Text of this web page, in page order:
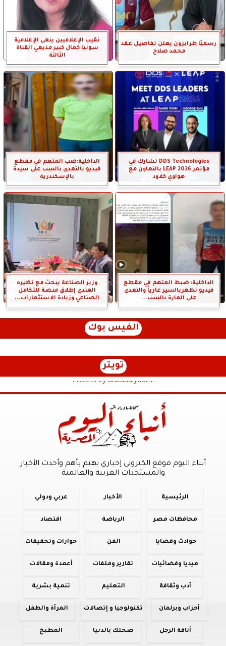
رسميًا طرابزون يعلن تفاصيل عقد
محمد صلاح
نقيب الإعلاميين ينعى الإعلامية
سونيا كمال كبير مذيعي القناة
الثالثة
DDS Technologies تشارك في
مؤتمر LEAP 2026 بالتعاون مع
هواوي كلاود
الداخلية:ضب المتهم في مقطع
فيديو بالتعدى بالسب على سيدة
بالإسكندرية
الداخلية: ضبط المتهم في مقطع
فيديو تظهربالسير عارياً والتعدى
على المارة بالسب...
وزير الصناعة يبحث مع نظيره
الهندي إطلاق منصة للتكامل
الصناعي وزيادة الاستثمارات...
الفيس بوك
تويتر
Tweets by anbaaalyoum1
أنباء اليوم موقع الكترونى إخباري يهتم بأهم وأحدث الأخبار
والمستجدات العربية والعالمية
الرئيسية الأخبار عربي ودولي
محافظات مصر الرياضة اقتصاد
حوادث وقضايا الفن حوارات وتحقيقات
ميديا وفضائيات تقارير وملفات أعمدة ومقالات
أدب وثقافة التعليم تنمية بشرية
أحزاب وبرلمان تكنولوجيا و إتصالات المرأة والطفل
أناقة الرجل صحتك بالدنيا المطبخ